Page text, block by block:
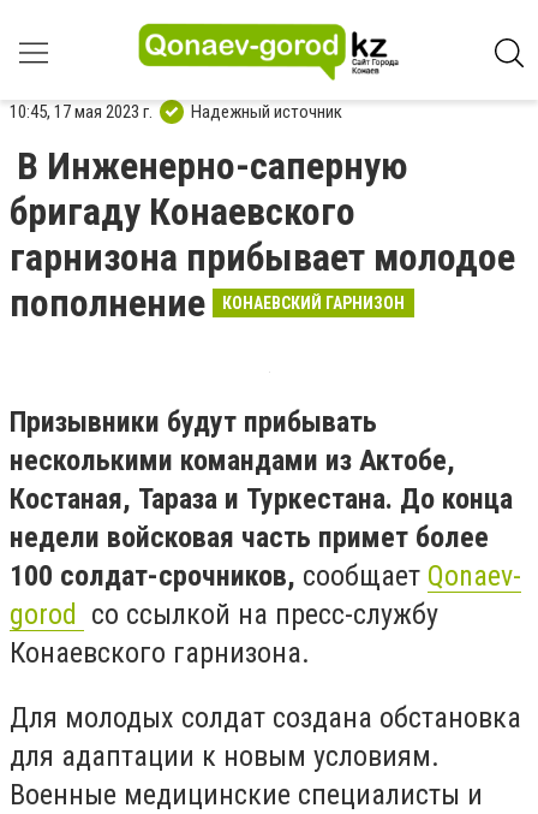
10:45, 17 мая 2023 г. Надежный источник
В Инженерно-саперную
бригаду Конаевского
гарнизона прибывает молодое
пополнение
КОНАЕВСКИЙ ГАРНИЗОН
Призывники будут прибывать
несколькими командами из Актобе,
Костаная, Тараза и Туркестана. До конца
недели войсковая часть примет более
100 солдат-срочников, сообщает Qonaev-
gorod со ссылкой на пресс-службу
Конаевского гарнизона.
Для молодых солдат создана обстановка
для адаптации к новым условиям.
Военные медицинские специалисты и